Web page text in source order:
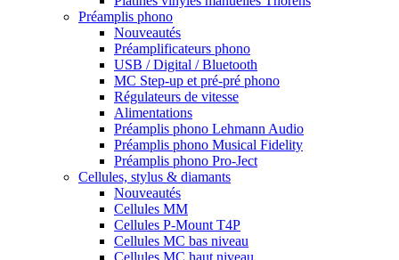
Préamplis phono
Nouveautés
Préamplificateurs phono
USB / Digital / Bluetooth
MC Step-up et pré-pré phono
Régulateurs de vitesse
Alimentations
Préamplis phono Lehmann Audio
Préamplis phono Musical Fidelity
Préamplis phono Pro-Ject
Cellules, stylus & diamants
Nouveautés
Cellules MM
Cellules P-Mount T4P
Cellules MC bas niveau
Cellules MC haut niveau